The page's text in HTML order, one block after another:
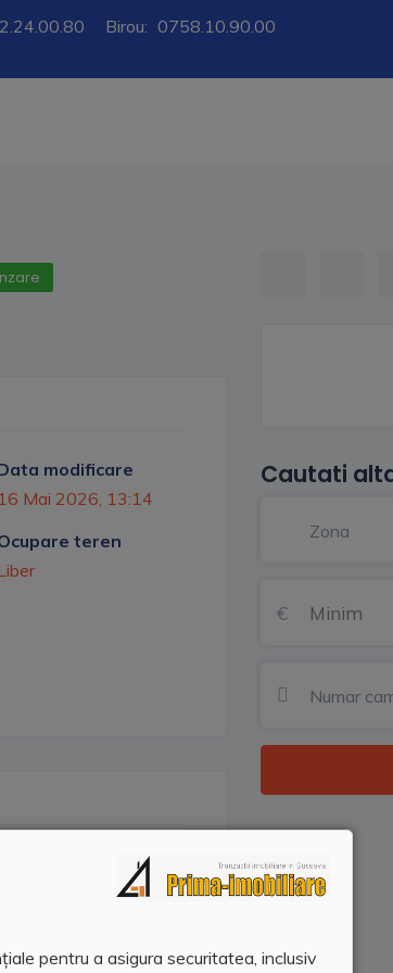
pentru a asigura securitatea, inclusiv
Birou: 0758.10.90.00
modificare
16 Mai 2026, 13:14
teren
gaz, curent
Cautati
Zona
Numar